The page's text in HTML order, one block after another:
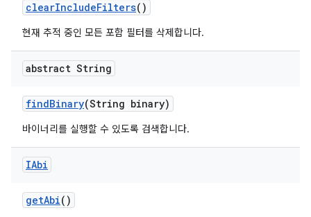
clearIncludeFilters()
현재 추적 중인 모든 포함 필터를 삭제합니다.
abstract String
findBinary(String binary)
바이너리를 실행할 수 있도록 검색합니다.
IAbi
getAbi()